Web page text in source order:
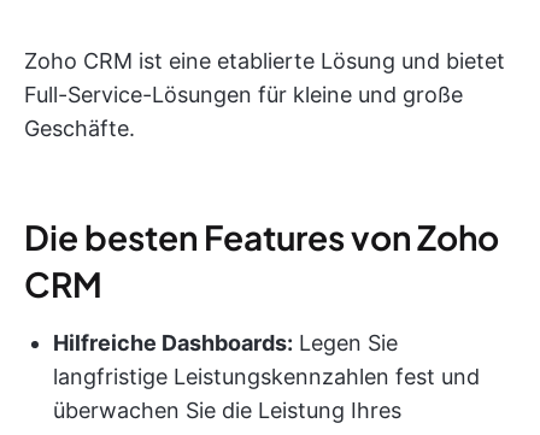
Zoho CRM ist eine etablierte Lösung und bietet
Full-Service-Lösungen für kleine und große
Geschäfte.
Die besten Features von Zoho
CRM
Hilfreiche Dashboards: Legen Sie
langfristige Leistungskennzahlen fest und
überwachen Sie die Leistung Ihres